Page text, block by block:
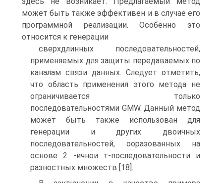
может быть также эффективен и в случае его
программной реализации. Особенно это
относится к генерации
сверхдлинных последовательностей,
применяемых для защиты передаваемых по
каналам связи данных. Следует отметить,
что область применения этого метода не
ограничивается только
последовательностями GMW. Данный метод
может быть также использован для
генерации и других двоичных
последовательностей, ооразованных на
основе 2 -ичнои т-последовательности и
разностных множеств [18].